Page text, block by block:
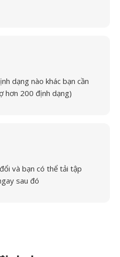
dạng nào khác bạn cần
hơn 200 định dạng)
và bạn có thể tải tập
sau đó